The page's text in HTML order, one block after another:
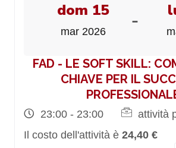
dom 15
mar 2026 -
FAD - LE SOFT SKILL:
CHIAVE PER IL
23:00 - 23:00
attività
Il costo dell'attività è 24,40 €